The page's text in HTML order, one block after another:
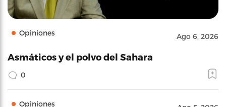
Opiniones Ago 6, 2026
Asmáticos y el polvo del Sahara
0
Opiniones